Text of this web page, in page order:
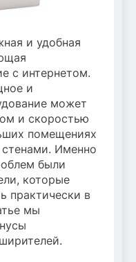
и удобная
с интернетом.
и
может
и скоростью
помещениях
Именно
были
которые
практически в
мы